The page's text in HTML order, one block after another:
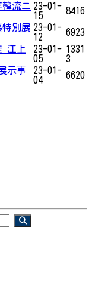
韓流ニ 23-01-
15
8416
特別展 23-01-
12
6923
江上
23-01-
05
1331
3
示事
23-01-
04
6620